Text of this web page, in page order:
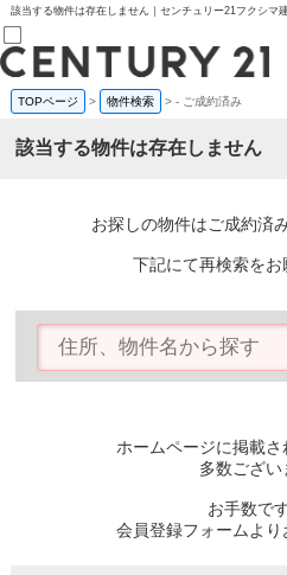
該当する物件は存在しません｜センチュリー21フクシマ
売買部
0120-800-844
賃貸部
会員メニュー
物件を探す
購入TOP
条件から探す
住宅ローン控除シミュレータ
TOPページ > 物件検索 >- ご成約済み
該当する物件は存在しません
お探しの物件はご成約済
下記にて再検索をお
ホームページに掲載
多数ござい
お手数で
会員登録フォームより